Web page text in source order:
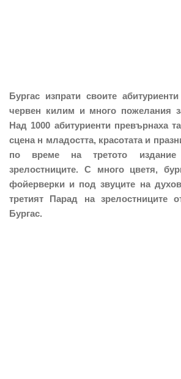
Бургас изпрати своите
червен килим и много пожелания
Над 1000 абитуриенти превърнаха
сцена н младостта, красотата и
по време на третото
зрелостниците. С много цветя,
фойерверки и под звуците на
третият Парад на зрелостниците
Бургас.